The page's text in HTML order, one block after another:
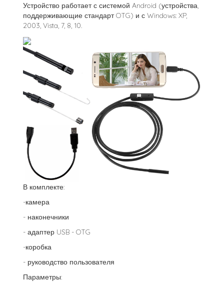
Устройство работает с системой Android (устройства,
поддерживающие стандарт OTG) и с Windows: XP,
2003, Vista, 7, 8, 10.
В комплекте:
-камера
- наконечники
- адаптер USB - OTG
-коробка
- руководство пользователя
Параметры: